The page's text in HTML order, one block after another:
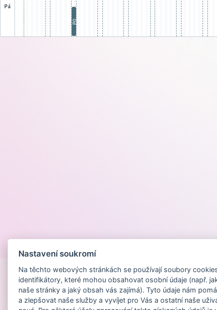
pá
P0
Nastavení soukromí
Na těchto webových stránkách se používají soubory
identifikátory, které mohou obsahovat osobní údaje (např.
naše stránky a jaký obsah vás zajímá). Tyto údaje nám
a zlepšovat naše služby a vyvíjet pro Vás a ostatní naše